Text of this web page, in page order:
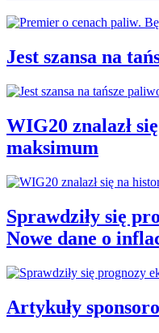
Jest szansa na
WIG20 znalazł
maksimum
Sprawdziły się
Nowe dane o
Artykuły